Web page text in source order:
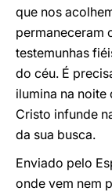
que nos
permaneceram
testemunhas
do céu. É
ilumina na
Cristo infunde
da sua busca.
Enviado pelo
onde vem nem